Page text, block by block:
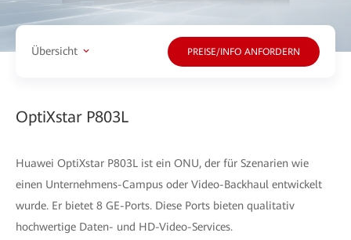
Übersicht PREISE/INFO ANFORDERN
OptiXstar P803L
Huawei OptiXstar P803L ist ein ONU, der für Szenarien wie
einen Unternehmens-Campus oder Video-Backhaul entwickelt
wurde. Er bietet 8 GE-Ports. Diese Ports bieten qualitativ
hochwertige Daten- und HD-Video-Services.